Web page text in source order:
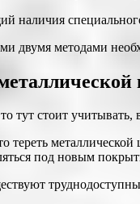
наличия
двумя методами
тут стоит
под новым